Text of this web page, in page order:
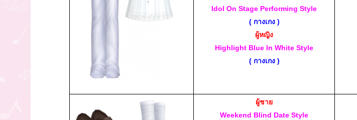
Idol On Stage Performing Style
( กางเกง )
ผู้หญิง
Highlight Blue In White Style
( กางเกง )
ผู้ชาย
Weekend Blind Date Style